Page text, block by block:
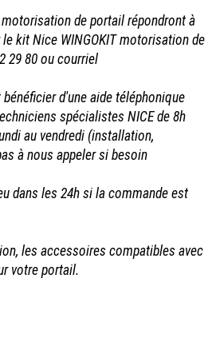
de portail répondront à
kit Nice WINGOKIT motorisation de
29 80 ou courriel
d'une aide téléphonique
spécialistes NICE de 8h
au vendredi (installation,
à nous appeler si besoin
dans les 24h si la commande est
les accessoires compatibles avec
votre portail.